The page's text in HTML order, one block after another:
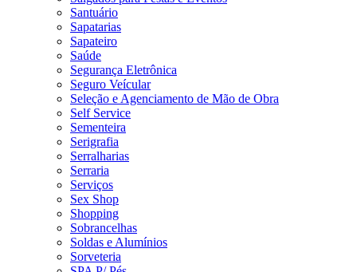
Santuário
Sapatarias
Sapateiro
Saúde
Segurança Eletrônica
Seguro Veícular
Seleção e Agenciamento de Mão de Obra
Self Service
Sementeira
Serigrafia
Serralharias
Serraria
Serviços
Sex Shop
Shopping
Sobrancelhas
Soldas e Alumínios
Sorveteria